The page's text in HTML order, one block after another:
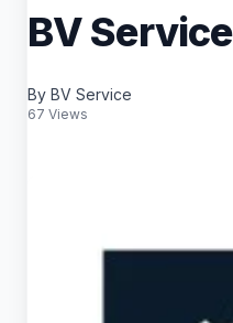
BV Service
By BV Service
67 Views